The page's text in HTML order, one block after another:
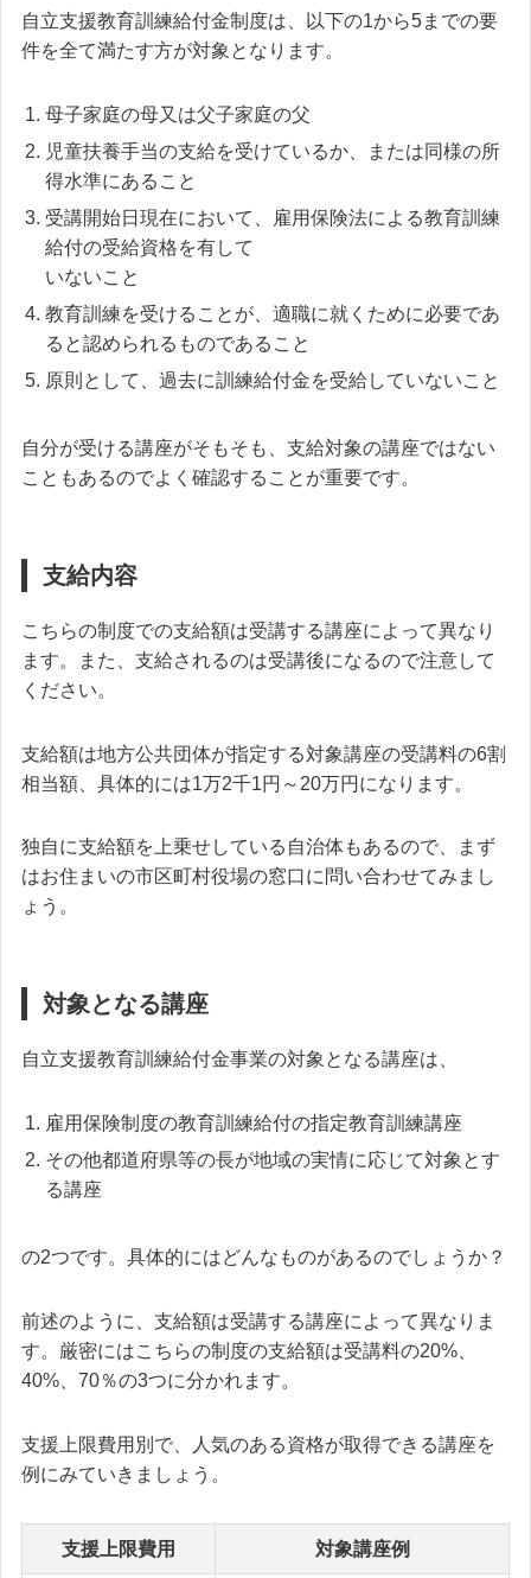
自立支援教育訓練給付金制度は、以下の1から5までの要
件を全て満たす方が対象となります。
母子家庭の母又は父子家庭の父
児童扶養手当の支給を受けているか、または同様の所
得水準にあること
受講開始日現在において、雇用保険法による教育訓練
給付の受給資格を有して
いないこと
教育訓練を受けることが、適職に就くために必要であ
ると認められるものであること
原則として、過去に訓練給付金を受給していないこと
自分が受ける講座がそもそも、支給対象の講座ではない
こともあるのでよく確認することが重要です。
支給内容
こちらの制度での支給額は受講する講座によって異なり
ます。また、支給されるのは受講後になるので注意して
ください。
支給額は地方公共団体が指定する対象講座の受講料の6割
相当額、具体的には1万2千1円～20万円になります。
独自に支給額を上乗せしている自治体もあるので、まず
はお住まいの市区町村役場の窓口に問い合わせてみまし
ょう。
対象となる講座
自立支援教育訓練給付金事業の対象となる講座は、
雇用保険制度の教育訓練給付の指定教育訓練講座
その他都道府県等の長が地域の実情に応じて対象とす
る講座
の2つです。具体的にはどんなものがあるのでしょうか？
前述のように、支給額は受講する講座によって異なりま
す。厳密にはこちらの制度の支給額は受講料の20%、
40%、70％の3つに分かれます。
支援上限費用別で、人気のある資格が取得できる講座を
例にみていきましょう。
支援上限費用 対象講座例